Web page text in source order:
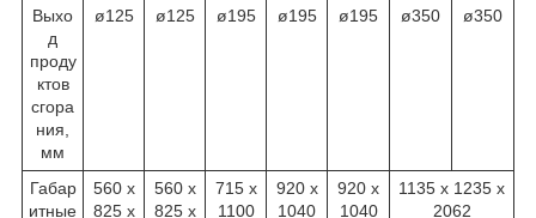
Выхо
д
проду
ктов
сгора
ния,
мм
ø125 ø125 ø195 ø195 ø195 ø350 ø350
Габар
итные
560 х
825 x
560 х
825 x
715 х
1100
920 х
1040
920 х
1040
1135 х 1235 x
2062